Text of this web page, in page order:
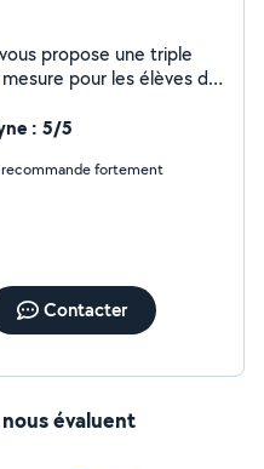
pour les élèves de
N'hésitez pas
de détails sur la
ensemble. Faisons
passionnante, de la
: 5/5
fortement
Contacter
évaluent